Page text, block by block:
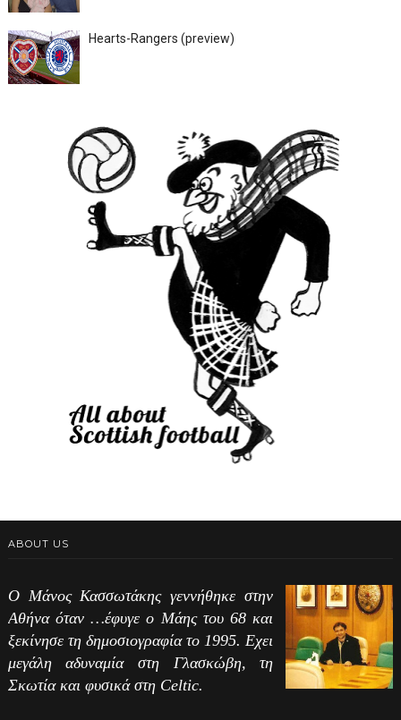
Hearts-Rangers (preview)
ABOUT US
Ο Μάνος Κασσωτάκης γεννήθηκε στην
Αθήνα όταν …έφυγε ο Μάης του 68 και
ξεκίνησε τη δημοσιογραφία το 1995. Εχει
μεγάλη αδυναμία στη Γλασκώβη, τη
Σκωτία και φυσικά στη Celtic.